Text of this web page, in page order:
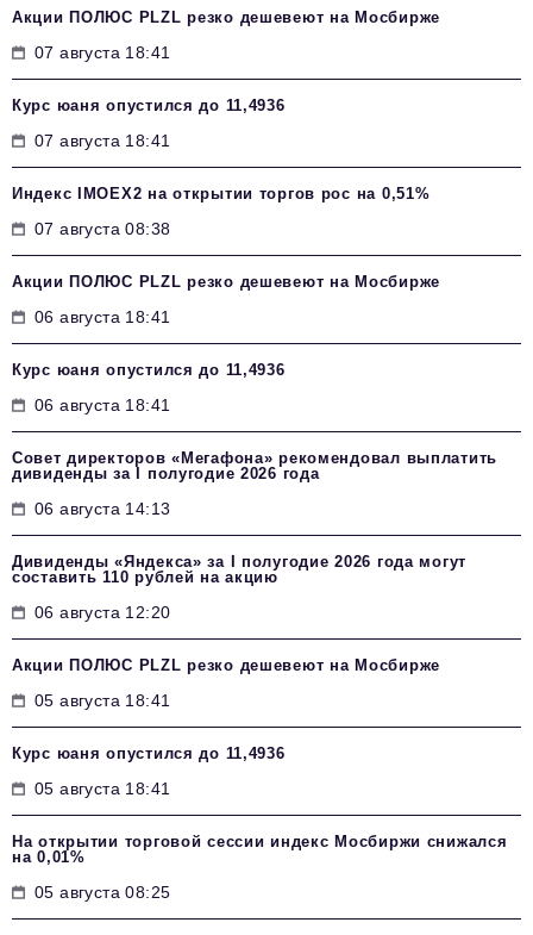
Акции ПОЛЮС PLZL резко дешевеют на Мосбирже
07 августа 18:41
Курс юаня опустился до 11,4936
07 августа 18:41
Индекс IMOEX2 на открытии торгов рос на 0,51%
07 августа 08:38
Акции ПОЛЮС PLZL резко дешевеют на Мосбирже
06 августа 18:41
Курс юаня опустился до 11,4936
06 августа 18:41
Совет директоров «Мегафона» рекомендовал выплатить
дивиденды за I полугодие 2026 года
06 августа 14:13
Дивиденды «Яндекса» за I полугодие 2026 года могут
составить 110 рублей на акцию
06 августа 12:20
Акции ПОЛЮС PLZL резко дешевеют на Мосбирже
05 августа 18:41
Курс юаня опустился до 11,4936
05 августа 18:41
На открытии торговой сессии индекс Мосбиржи снижался
на 0,01%
05 августа 08:25